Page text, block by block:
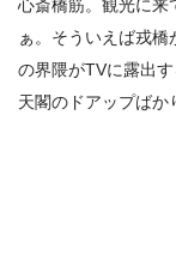
心斎橋筋。観光に来
ぁ。そういえば戎
の界隈がTVに露出
天閣のドアップばか